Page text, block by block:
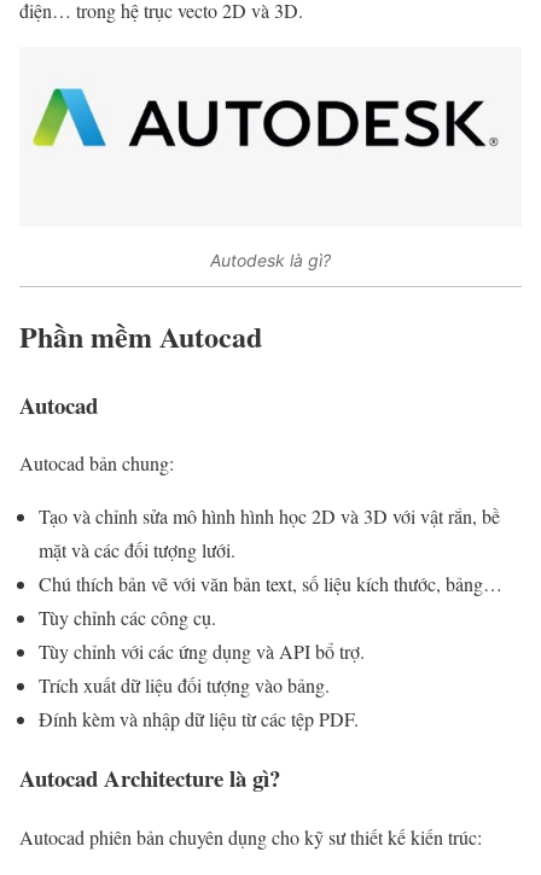
điện… trong hệ trục vecto 2D và 3D.
Autodesk là gì?
Phần mềm Autocad
Autocad
Autocad bản chung:
Tạo và chỉnh sửa mô hình hình học 2D và 3D với vật rắn, bề
mặt và các đối tượng lưới.
Chú thích bản vẽ với văn bản text, số liệu kích thước, bảng…
Tùy chỉnh các công cụ.
Tùy chỉnh với các ứng dụng và API bổ trợ.
Trích xuất dữ liệu đối tượng vào bảng.
Đính kèm và nhập dữ liệu từ các tệp PDF.
Autocad Architecture là gì?
Autocad phiên bản chuyên dụng cho kỹ sư thiết kế kiến trúc: